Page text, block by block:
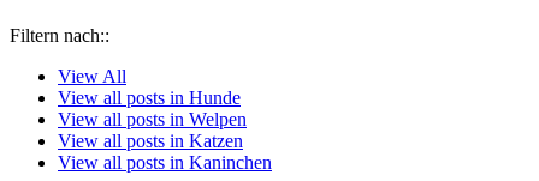
Filtern nach::
View All
View all posts in Hunde
View all posts in Welpen
View all posts in Katzen
View all posts in Kaninchen